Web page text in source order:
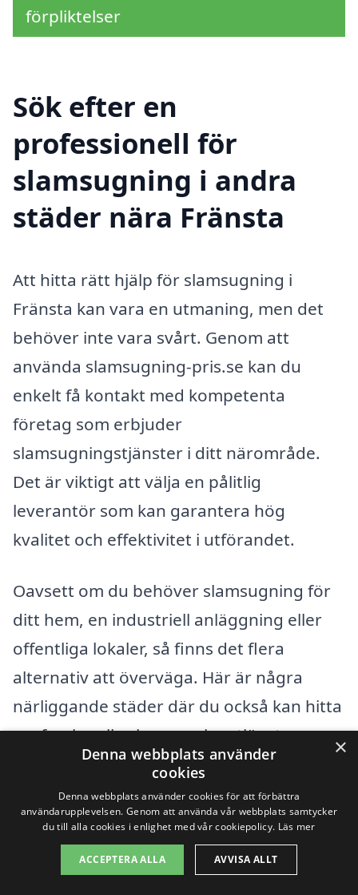
förpliktelser
Sök efter en
professionell för
slamsugning i andra
städer nära Fränsta
Att hitta rätt hjälp för slamsugning i
Fränsta kan vara en utmaning, men det
behöver inte vara svårt. Genom att
använda slamsugning-pris.se kan du
enkelt få kontakt med kompetenta
företag som erbjuder
slamsugningstjänster i ditt närområde.
Det är viktigt att välja en pålitlig
leverantör som kan garantera hög
kvalitet och effektivitet i utförandet.
Oavsett om du behöver slamsugning för
ditt hem, en industriell anläggning eller
offentliga lokaler, så finns det flera
alternativ att överväga. Här är några
närliggande städer där du också kan hitta
professionella slamsugningstjänster:
Bredåker
×
Denna webbplats använder
cookies
Denna webbplats använder cookies för att förbättra
användarupplevelsen. Genom att använda vår webbplats samtycker
du till alla cookies i enlighet med vår cookiepolicy. Läs mer
ACCEPTERA ALLA AVVISA ALLT